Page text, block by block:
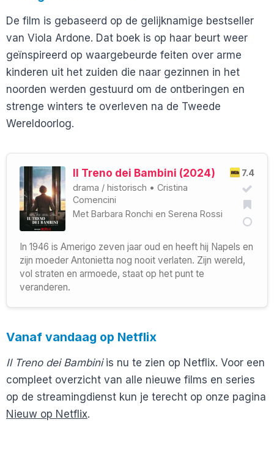
De film is gebaseerd op de gelijknamige bestseller
van Viola Ardone. Dat boek is op haar beurt weer
geïnspireerd op waargebeurde feiten over arme
kinderen uit het zuiden die naar gezinnen in het
noorden werden gestuurd om de ontberingen en
strenge winters te overleven na de Tweede
Wereldoorlog.
7.4
Il Treno dei Bambini (2024)
drama / historisch • Cristina
Comencini
Met Barbara Ronchi en Serena Rossi
In 1946 is Amerigo zeven jaar oud en heeft hij Napels en
zijn moeder Antonietta nog nooit verlaten. Zijn wereld,
vol straten en armoede, staat op het punt te
veranderen.
Vanaf vandaag op Netflix
Il Treno dei Bambiniis nu te zien op Netflix. Voor een
compleet overzicht van alle nieuwe films en series
op de streamingdienst kun je terecht op onze pagina
Nieuw op Netflix.